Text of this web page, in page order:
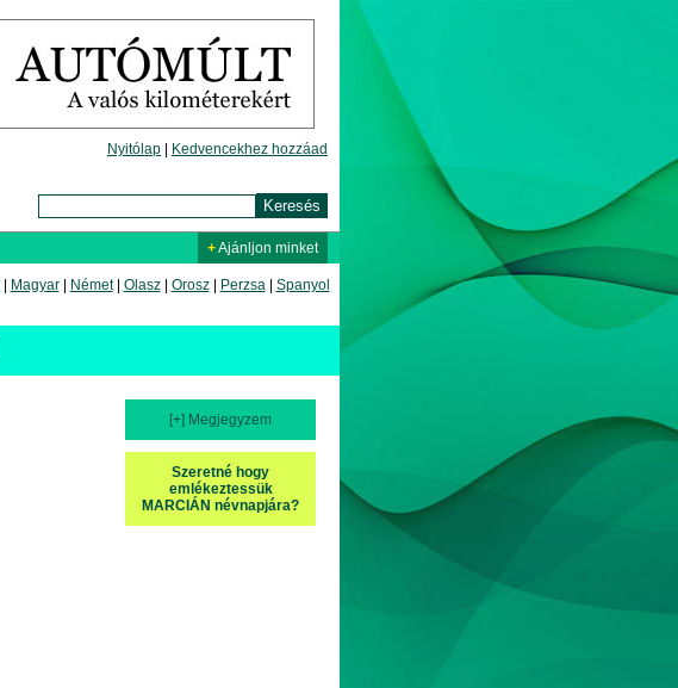
Nyitólap Kedvencekhez hozzáad
+Ajánljon minket
Magyar| Német| Olasz| Orosz| Perzsa| Spanyol
[+] Megjegyzem
Szeretné hogy
emlékeztessük
MARCIÁN névnapjára?